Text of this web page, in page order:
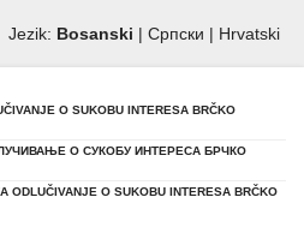
Jezik: Bosanski | Српски | Hrvatski
O SUKOBU INTERESA BRČKO
О СУКОБУ ИНТЕРЕСА БРЧКО
ODLUČIVANJE O SUKOBU INTERESA BRČKO